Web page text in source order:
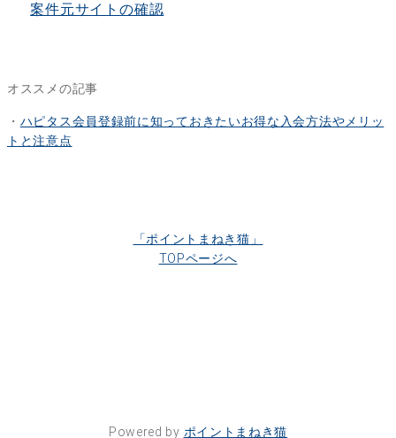
案件元サイトの確認
オススメの記事
・ ハピタス会員登録前に知っておきたいお得な入会方法やメリッ
トと注意点
「ポイントまねき猫」
TOPページへ
Powered by ポイントまねき猫